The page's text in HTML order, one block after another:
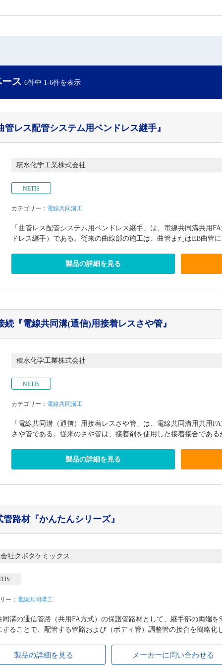
ス 6件中 1-6件を表示
管レス配管システム用ベンドレス継手』
積水化学工業株式会社
NETIS
カテゴリー： 電線共同溝工
「曲管レス配管システム用ベンドレス継手」は、電線共同溝共用
ドレス継手）である。従来の曲線部の施工は、曲管またはEB曲管
製品の詳細を見る
続 『電線共同溝(通信)用接着レスさや管』
積水化学工業株式会社
NETIS
カテゴリー： 電線共同溝工
「電線共同溝（通信）用接着レスさや管」は、電線共同溝用共用
さや管である。従来のさや管は、接着剤を使用した接着接合であ
製品の詳細を見る
管路材『かんたんシリーズ』
社クボタケミックス
ー： 電線共同溝工
同溝の通信管路（共用FA方式）の保護管路材として、継手部の両端
することで、配管する管路および（ボディ管）調整管の接合を簡略化
製品の詳細を見る メーカーに問い合わせる